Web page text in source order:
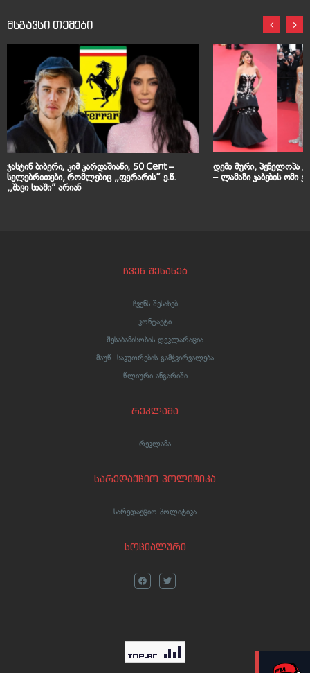
მსგავსი თემები
ჯასტინ ბიბერი, კიმ კარდაშიანი, 50 Cent –
სელებრითები, რომლებიც ,,ფერარის” ე.წ.
,,შავი სიაში” არიან
დემი მური, პენელოპა
– ლამაზი კაბების ომი
ჩვენ შესახებ
ჩვენს შესახებ
კონტაქტი
შესაბამისობის დეკლარაცია
მაუწ. საკუთრების გამჭვირვალება
წლიური ანგარიში
რეკლამა
რეკლამა
სარედაქციო პოლიტიკა
სარედაქციო პოლიტიკა
სოციალური